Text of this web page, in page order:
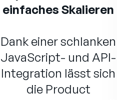
einfaches Skalieren
Dank einer schlanken
JavaScript- und API-
Integration lässt sich
die Product